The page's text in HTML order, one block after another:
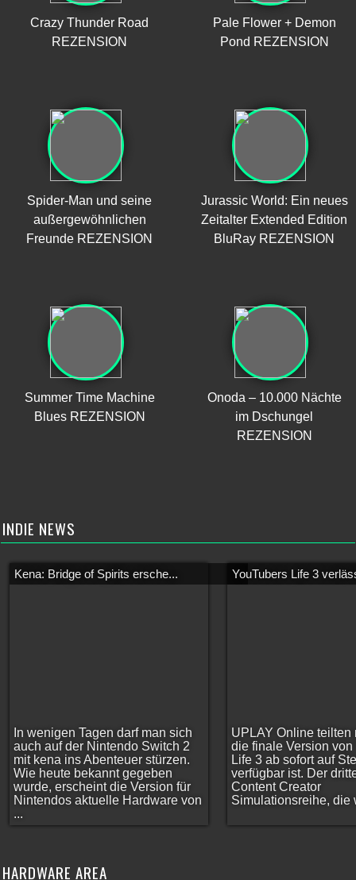
Crazy Thunder Road
REZENSION
Pale Flower + Demon
Pond REZENSION
Spider-Man und seine
außergewöhnlichen
Freunde REZENSION
Jurassic World: Ein neues
Zeitalter Extended Edition
BluRay REZENSION
Summer Time Machine
Blues REZENSION
Onoda – 10.000 Nächte
im Dschungel
REZENSION
INDIE NEWS
Kena: Bridge of Spirits ersche...
In wenigen Tagen darf man sich
auch auf der Nintendo Switch 2
mit kena ins Abenteuer stürzen.
Wie heute bekannt gegeben
wurde, erscheint die Version für
Nintendos aktuelle Hardware von
...
YouTubers Life 3
UPLAY Online teilten
die finale Version von
Life 3 ab sofort auf
verfügbar ist. Der
Content Creator
Simulationsreihe, die
HARDWARE AREA